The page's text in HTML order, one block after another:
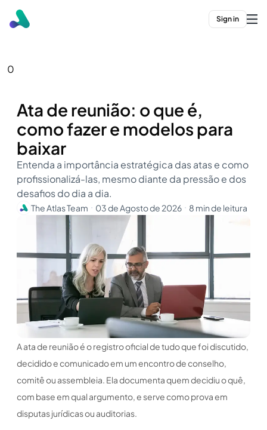
Sign in
0
Ata de reunião: o que é,
como fazer e modelos para
baixar
Entenda a importância estratégica das atas e como
profissionalizá-las, mesmo diante da pressão e dos
desafios do dia a dia.
The Atlas Team ・ 03 de Agosto de 2026 ・ 8 min de leitura
A ata de reunião é o registro oficial de tudo que foi discutido,
decidido e comunicado em um encontro de conselho,
comitê ou assembleia. Ela documenta quem decidiu o quê,
com base em qual argumento, e serve como prova em
disputas jurídicas ou auditorias.